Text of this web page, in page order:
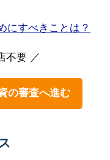
にすべきことは？
不要 ／
の審査へ進む